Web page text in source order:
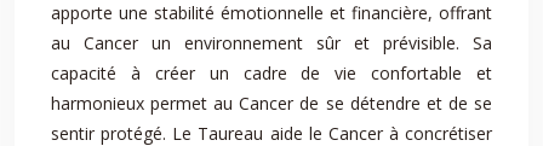
apporte une stabilité émotionnelle et financière, offrant
au Cancer un environnement sûr et prévisible. Sa
capacité à créer un cadre de vie confortable et
harmonieux permet au Cancer de se détendre et de se
sentir protégé. Le Taureau aide le Cancer à concrétiser